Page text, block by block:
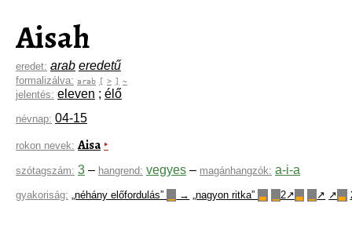
Aisah
eredet: arab eredetű
formalizálva: arab [ > ] ~
jelentés: eleven ; élő
névnap: 04-15
rokon nevek: Aisa ‣
szótagszám: 3 – hangrend: vegyes – magánhangzók: a-i-a
gyakoriság: „néhány előfordulás” → „nagyon ritka” ▃ 2↗ ▃ ↗ ↗ ▃